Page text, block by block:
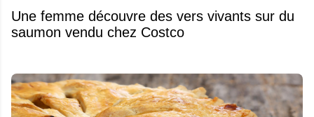
Une femme découvre des vers vivants sur du
saumon vendu chez Costco